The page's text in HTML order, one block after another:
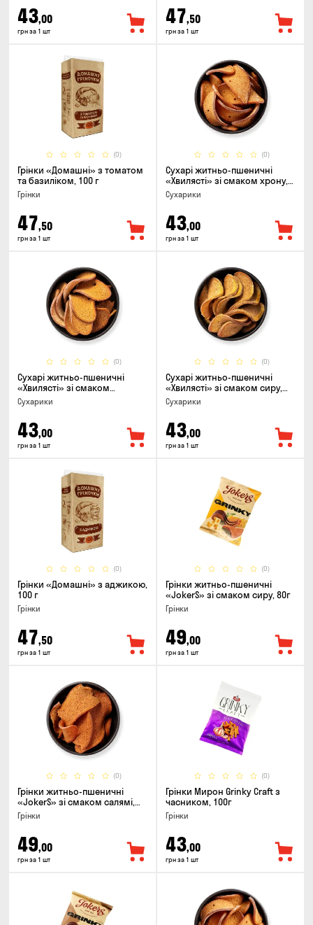
43,00
грн за 1 шт
47,50
грн за 1 шт
(0)
Грінки «Домашні» з томатом
та базиліком, 100 г
Грінки
47,50
грн за 1 шт
(0)
Сухарі житньо-пшеничні
«Хвилясті» зі смаком хрону,
75г
Сухарики
43,00
грн за 1 шт
(0)
Сухарі житньо-пшеничні
«Хвилясті» зі смаком
часнику, 75г
Сухарики
43,00
грн за 1 шт
(0)
Сухарі житньо-пшеничні
«Хвилясті» зі смаком сиру,
75г
Сухарики
43,00
грн за 1 шт
(0)
Грінки «Домашні» з аджикою,
100 г
Грінки
47,50
грн за 1 шт
(0)
Грінки житньо-пшеничні
«JokerS» зі смаком сиру, 80г
Грінки
49,00
грн за 1 шт
(0)
Грінки житньо-пшеничні
«JokerS» зі смаком салямі,
80г
Грінки
49,00
грн за 1 шт
(0)
Грінки Мирон Grinky Craft з
часником, 100г
Грінки
43,00
грн за 1 шт